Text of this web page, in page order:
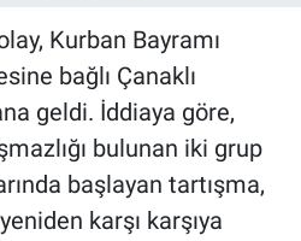
Kurban Bayramı
bağlı Çanaklı
geldi. İddiaya göre,
bulunan iki grup
başlayan tartışma,
karşı karşıya